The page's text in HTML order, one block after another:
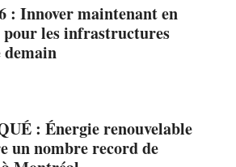
: Innover maintenant en
les infrastructures
demain
: Énergie renouvelable
un nombre record de